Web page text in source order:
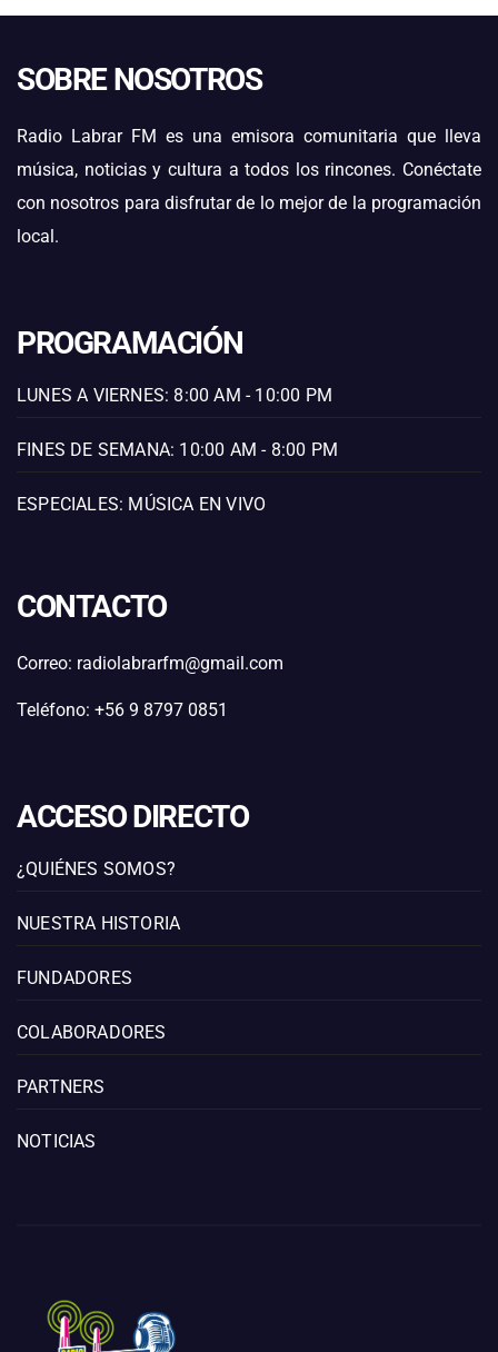
SOBRE NOSOTROS
Radio Labrar FM es una emisora comunitaria que lleva
música, noticias y cultura a todos los rincones. Conéctate
con nosotros para disfrutar de lo mejor de la programación
local.
PROGRAMACIÓN
LUNES A VIERNES: 8:00 AM - 10:00 PM
FINES DE SEMANA: 10:00 AM - 8:00 PM
ESPECIALES: MÚSICA EN VIVO
CONTACTO
Correo: radiolabrarfm@gmail.com
Teléfono: +56 9 8797 0851
ACCESO DIRECTO
¿QUIÉNES SOMOS?
NUESTRA HISTORIA
FUNDADORES
COLABORADORES
PARTNERS
NOTICIAS